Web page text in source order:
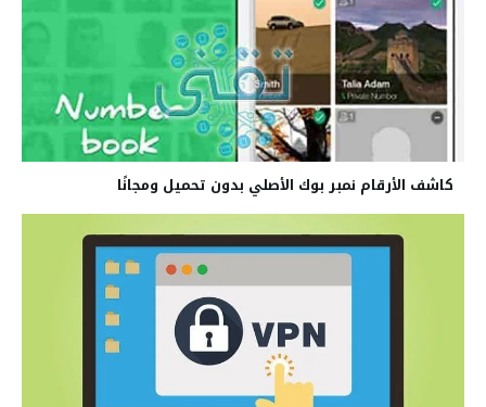
كاشف الأرقام نمبر بوك الأصلي بدون تحميل ومجانًا